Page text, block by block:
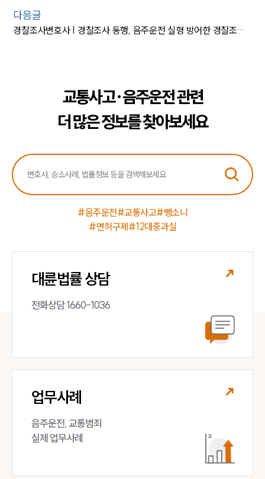
다음글
경찰조사변호사 | 경찰조사 동행, 음주운전 실형 방어한 경찰조사변호사
교통사고·음주운전 관련
더 많은 정보를 찾아보세요
#음주운전#교통사고#뺑소니
#면허구제#12대중과실
대륜법률 상담
전화상담 1660-1036
업무사례
음주운전, 교통범죄
실제 업무사례